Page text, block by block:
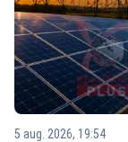
5 aug. 2026, 19:54